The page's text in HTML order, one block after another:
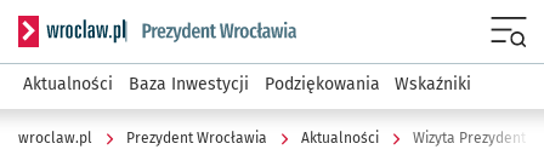
Serwis informacyjny wroclaw.pl podserwis: Prezydent
Aktualności Baza Inwestycji Podziękowania Wskaźniki
wroclaw.pl Prezydent Wrocławia Aktualności Wizyta Prezydenta